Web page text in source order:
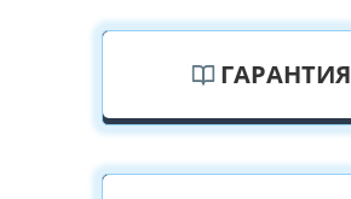
ГАРАНТИЯ